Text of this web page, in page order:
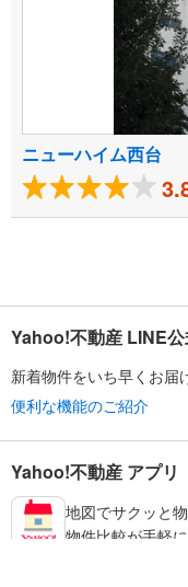
ニューハイム西台
Yahoo!不動産 LINE公
新着物件をいち早くお届
便利な機能のご紹介
Yahoo!不動産 アプリ
地図でサクッと
物件比較が手軽